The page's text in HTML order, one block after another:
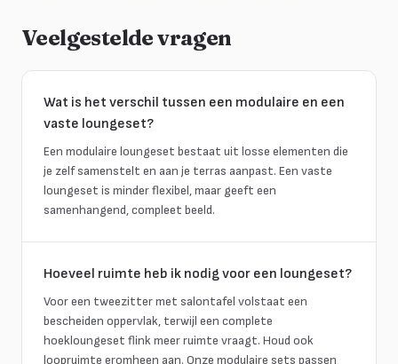
Veelgestelde vragen
Wat is het verschil tussen een modulaire en een
vaste loungeset?
Een modulaire loungeset bestaat uit losse elementen die
je zelf samenstelt en aan je terras aanpast. Een vaste
loungeset is minder flexibel, maar geeft een
samenhangend, compleet beeld.
Hoeveel ruimte heb ik nodig voor een loungeset?
Voor een tweezitter met salontafel volstaat een
bescheiden oppervlak, terwijl een complete
hoekloungeset flink meer ruimte vraagt. Houd ook
loopruimte eromheen aan. Onze modulaire sets passen